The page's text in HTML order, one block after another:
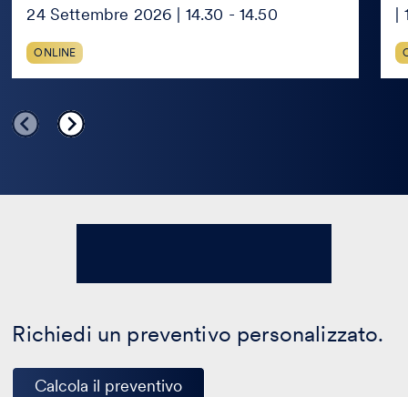
24 Settembre 2026 | 14.30 - 14.50
ONLINE
Richiedi un preventivo personalizzato.
Calcola il preventivo